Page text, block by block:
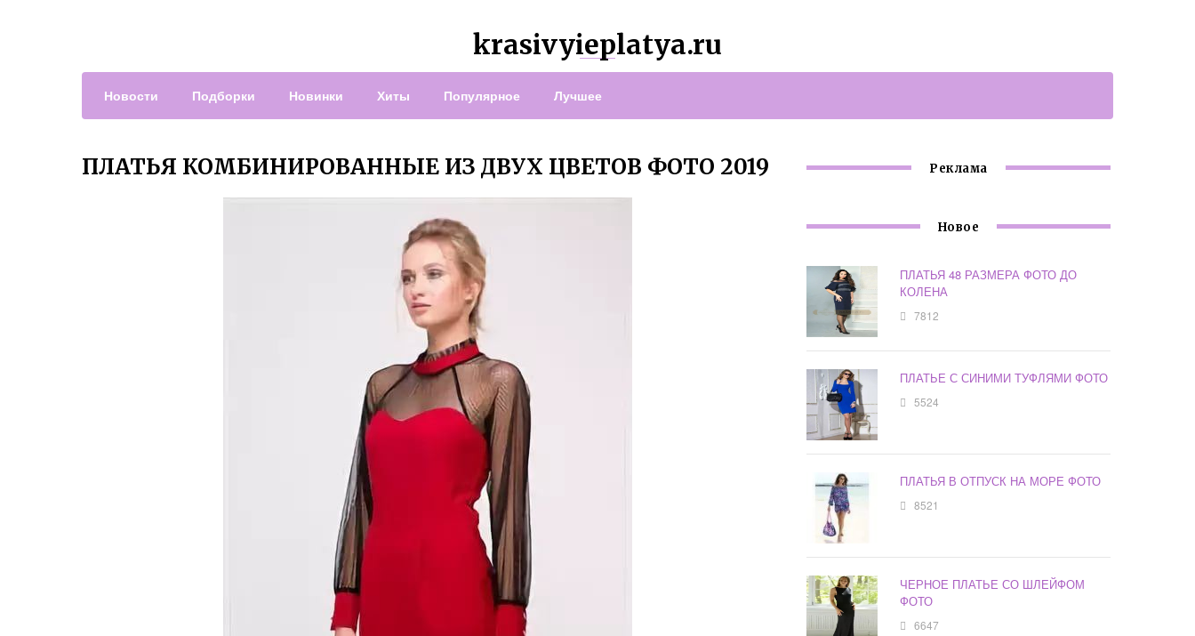
krasivyieplatya.ru
Новости Подборки Новинки Хиты Популярное Лучшее
ПЛАТЬЯ КОМБИНИРОВАННЫЕ ИЗ ДВУХ ЦВЕТОВ ФОТО 2019 Реклама
Новое
ПЛАТЬЯ 48 РАЗМЕРА ФОТО ДО
КОЛЕНА
7812
ПЛАТЬЕ С СИНИМИ ТУФЛЯМИ ФОТО
5524
ПЛАТЬЯ В ОТПУСК НА МОРЕ ФОТО
8521
ЧЕРНОЕ ПЛАТЬЕ СО ШЛЕЙФОМ
ФОТО
6647